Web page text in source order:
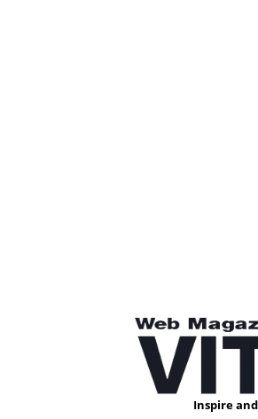
Inspire